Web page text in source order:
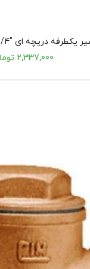
یکطرفه دریچه ای "3/4 سیم ایتالیا
2,337,000 تومان